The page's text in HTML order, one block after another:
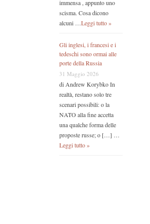
immensa , appunto uno
scisma. Cosa dicono
alcuni …Leggi tutto »
Gli inglesi, i francesi e i
tedeschi sono ormai alle
porte della Russia
31 Maggio 2026
di Andrew Korybko In
realtà, restano solo tre
scenari possibili: o la
NATO alla fine accetta
una qualche forma delle
proposte russe; o […] …
Leggi tutto »